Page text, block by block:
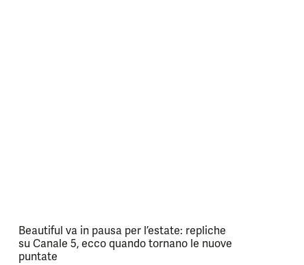
Beautiful va in pausa per l’estate: repliche
su Canale 5, ecco quando tornano le nuove
puntate